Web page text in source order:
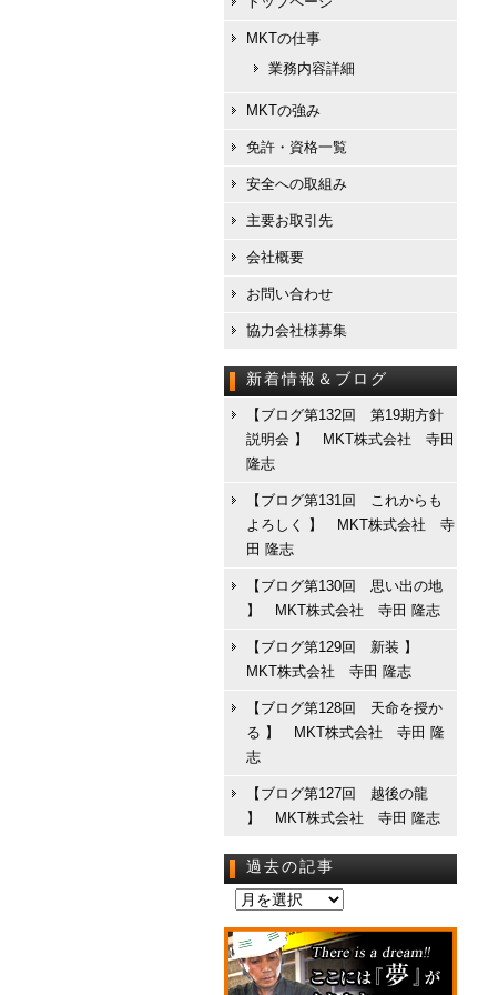
MKTの仕事
業務内容詳細
MKTの強み
免許・資格一覧
安全への取組み
主要お取引先
会社概要
お問い合わせ
協力会社様募集
新着情報＆ブログ
【ブログ第132回 第19期方針
説明会 】 MKT株式会社 寺田
隆志
【ブログ第131回 これからも
よろしく 】 MKT株式会社 寺
田 隆志
【ブログ第130回 思い出の地
】 MKT株式会社 寺田 隆志
【ブログ第129回 新装 】
MKT株式会社 寺田 隆志
【ブログ第128回 天命を授か
る 】 MKT株式会社 寺田 隆
志
【ブログ第127回 越後の龍
】 MKT株式会社 寺田 隆志
過去の記事
の
記